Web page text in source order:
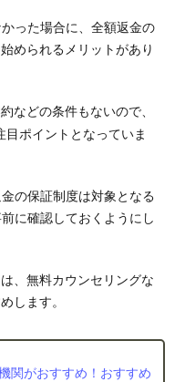
った場合に、全額返金の
められるメリットがあり
などの条件もないので、
ポイントとなっていま
の保証制度は対象となる
に確認しておくようにし
、無料カウンセリングな
します。
関がおすすめ！おすすめ